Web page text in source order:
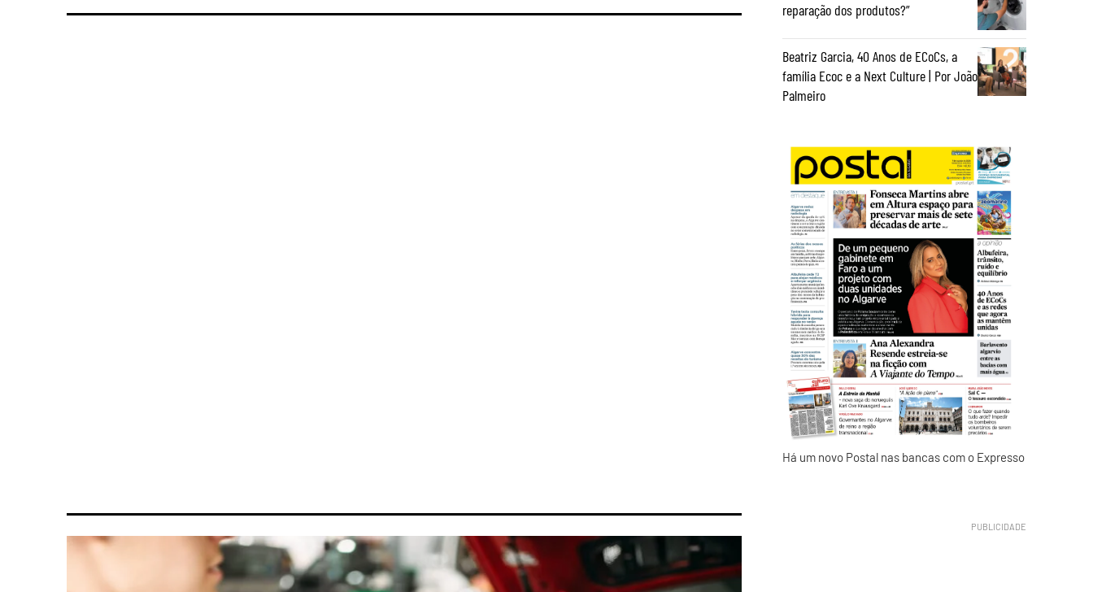
reparação dos produtos?”
Beatriz Garcia, 40 Anos de ECoCs, a
família Ecoc e a Next Culture | Por João
Palmeiro
Há um novo Postal nas bancas com o Expresso